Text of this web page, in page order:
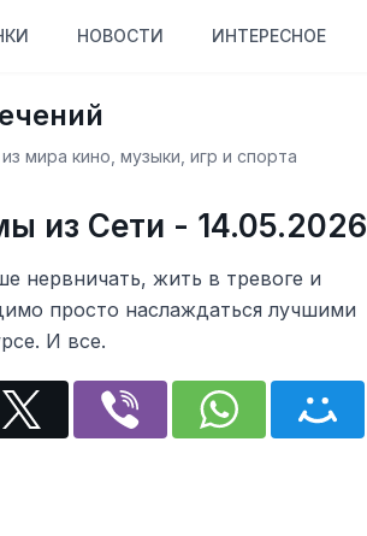
НОВОСТИ ИНТЕРЕСНОЕ
мира кино, музыки, игр и спорта
из Сети - 14.05.2026
нервничать, жить в тревоге и
просто наслаждаться лучшими
И все.